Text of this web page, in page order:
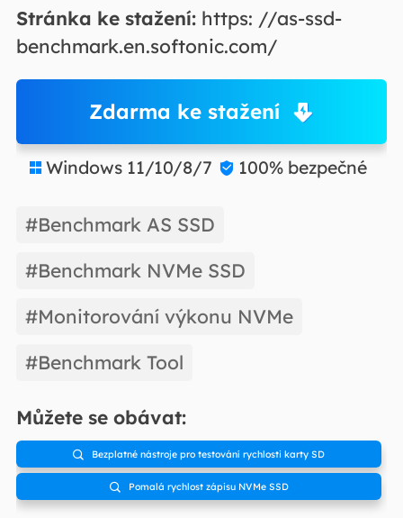
Stránka ke stažení:https: //as-ssd-
benchmark.en.softonic.com/
Zdarma ke stažení
 Windows 11/10/8/7  100% bezpečné
#Benchmark AS SSD
#Benchmark NVMe SSD
#Monitorování výkonu NVMe
#Benchmark Tool
Můžete se obávat:
 Bezplatné nástroje pro testování rychlosti karty SD
 Pomalá rychlost zápisu NVMe SSD